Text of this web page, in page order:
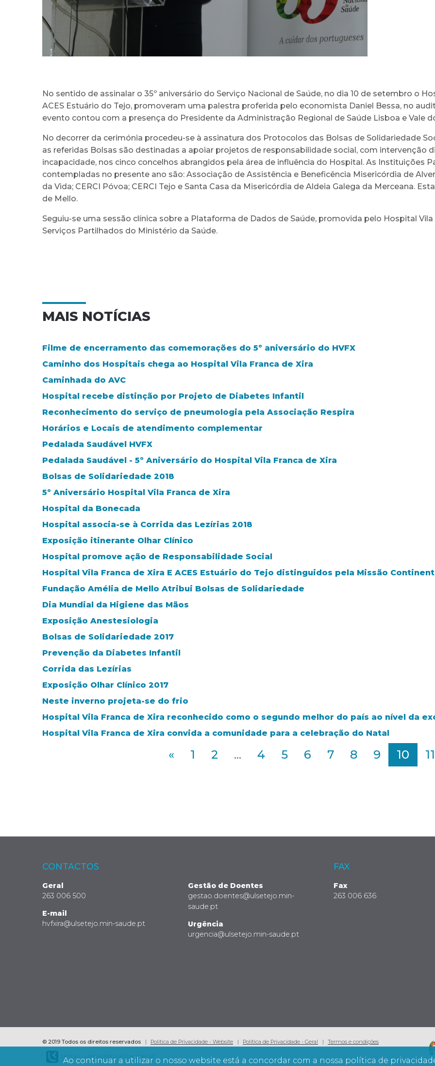
No sentido de assinalar o 35º aniversário do Serviço Nacional de Saúde, no dia 10 de setembro o
ACES Estuário do Tejo, promoveram uma palestra proferida pelo economista Daniel Bessa, no
evento contou com a presença do Presidente da Administração Regional de Saúde Lisboa e Vale
No decorrer da cerimónia procedeu-se à assinatura dos Protocolos das Bolsas de Solidariedade
as referidas Bolsas são destinadas a apoiar projetos de responsabilidade social, com intervenção
incapacidade, nos cinco concelhos abrangidos pela área de influência do Hospital. As Instituições
contempladas no presente ano são: Associação de Assistência e Beneficência Misericórdia de
da Vida; CERCI Póvoa; CERCI Tejo e Santa Casa da Misericórdia de Aldeia Galega da Merceana.
de Mello.
Seguiu-se uma sessão clínica sobre a Plataforma de Dados de Saúde, promovida pelo Hospital Vila
Serviços Partilhados do Ministério da Saúde.
MAIS NOTÍCIAS
Filme de encerramento das comemorações do 5º aniversário do HVFX
Caminho dos Hospitais chega ao Hospital Vila Franca de Xira
Caminhada do AVC
Hospital recebe distinção por Projeto de Diabetes Infantil
Reconhecimento do serviço de pneumologia pela Associação Respira
Horários e Locais de atendimento complementar
Pedalada Saudável HVFX
Pedalada Saudável - 5º Aniversário do Hospital Vila Franca de Xira
Bolsas de Solidariedade 2018
5º Aniversário Hospital Vila Franca de Xira
Hospital da Bonecada
Hospital associa-se à Corrida das Lezírias 2018
Exposição itinerante Olhar Clínico
Hospital promove ação de Responsabilidade Social
Hospital Vila Franca de Xira E ACES Estuário do Tejo distinguidos pela Missão
Fundação Amélia de Mello Atribui Bolsas de Solidariedade
Dia Mundial da Higiene das Mãos
Exposição Anestesiologia
Bolsas de Solidariedade 2017
Prevenção da Diabetes Infantil
Corrida das Lezírias
Exposição Olhar Clínico 2017
Neste inverno projeta-se do frio
Hospital Vila Franca de Xira reconhecido como o segundo melhor do país ao nível da
Hospital Vila Franca de Xira convida a comunidade para a celebração do Natal
« 1 2 ... 4 5 6 7 8 9 10 11
Ao continuar a utilizar o nosso website está a concordar com a nossa política de
CONTACTOS
Geral
263 006 500
E-mail
hvfxira@ulsetejo.min-saude.pt
Gestão de Doentes
gestao.doentes@ulsetejo.min-
saude.pt
Urgência
urgencia@ulsetejo.min-saude.pt
FAX
Fax
263 006 636
© 2019 Todos os direitos reservados Política de Privacidade - Website Política de Privacidade - Geral Termos e condições
LK COM - MARKETING OF TOMORROW